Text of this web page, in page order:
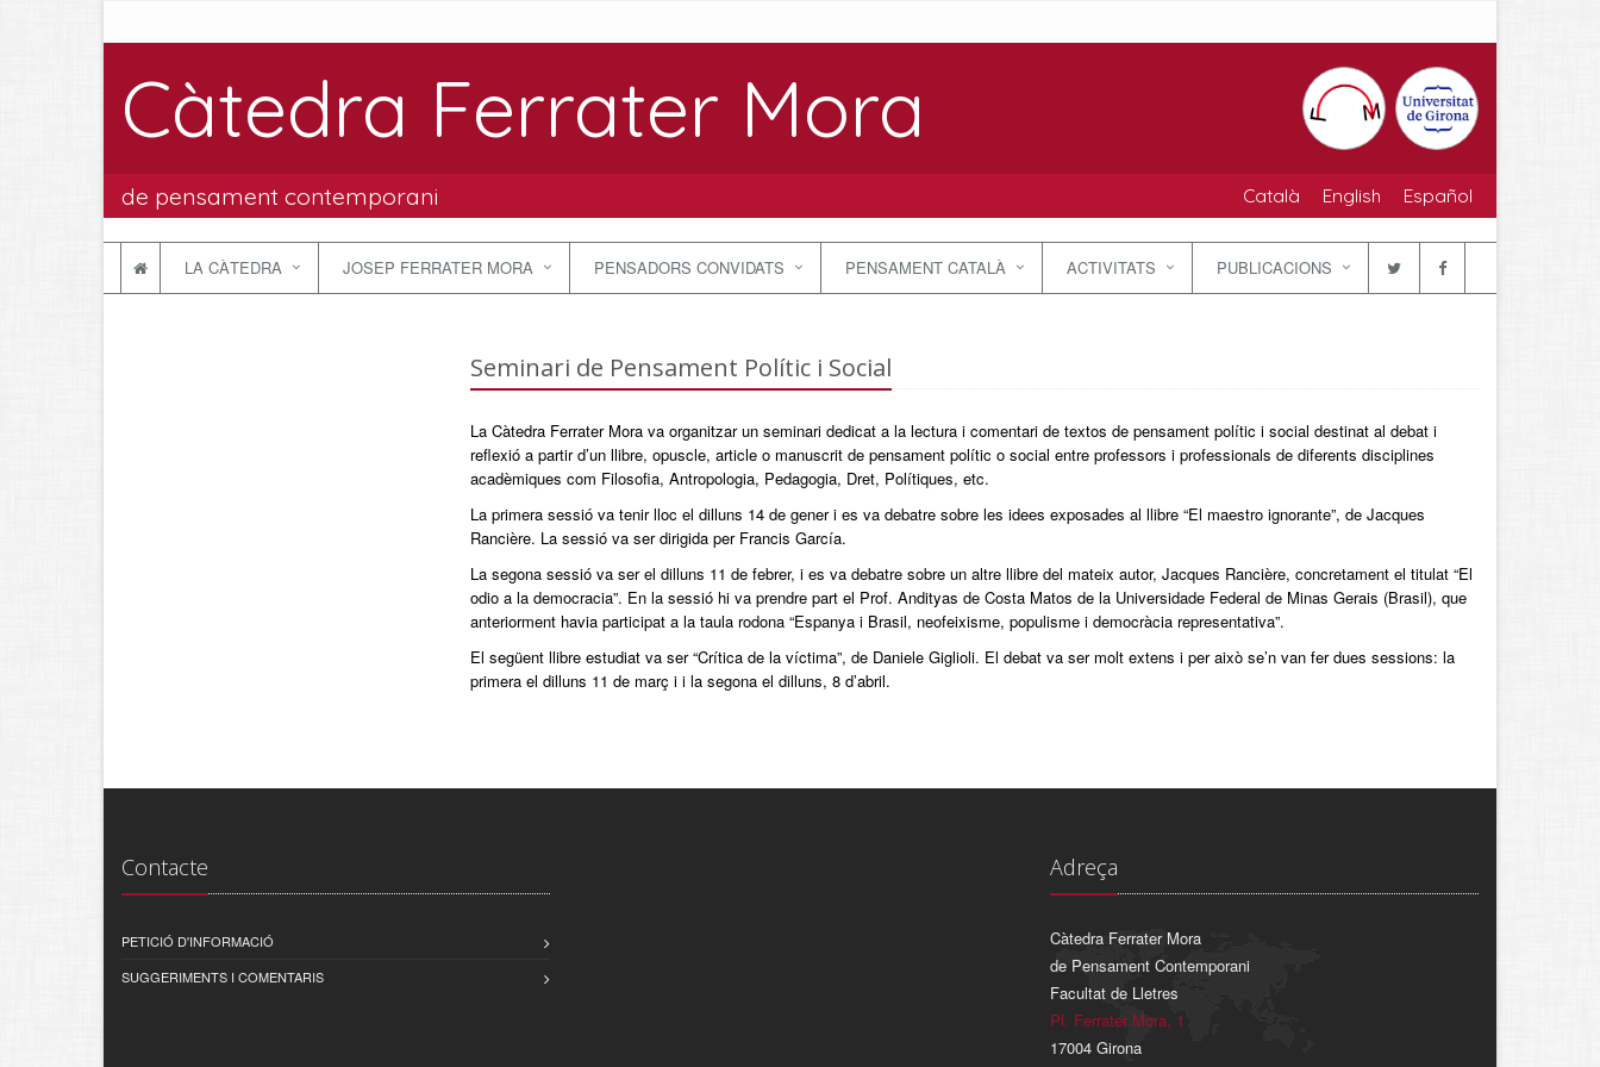
Càtedra Ferrater Mora
de pensament contemporani Català English Español
LA CÀTEDRA JOSEP FERRATER MORA PENSADORS CONVIDATS PENSAMENT CATALÀ ACTIVITATS PUBLICACIONS
Seminari de Pensament Polític i Social
La Càtedra Ferrater Mora va organitzar un seminari dedicat a la lectura i comentari de textos de pensament polític i social destinat al debat i
reflexió a partir d’un llibre, opuscle, article o manuscrit de pensament polític o social entre professors i professionals de diferents disciplines
acadèmiques com Filosofia, Antropologia, Pedagogia, Dret, Polítiques, etc.
La primera sessió va tenir lloc el dilluns 14 de gener i es va debatre sobre les idees exposades al llibre “El maestro ignorante”, de Jacques
Rancière. La sessió va ser dirigida per Francis García.
La segona sessió va ser el dilluns 11 de febrer, i es va debatre sobre un altre llibre del mateix autor, Jacques Rancière, concretament el titulat “El
odio a la democracia”. En la sessió hi va prendre part el Prof. Andityas de Costa Matos de la Universidade Federal de Minas Gerais (Brasil), que
anteriorment havia participat a la taula rodona “Espanya i Brasil, neofeixisme, populisme i democràcia representativa”.
El següent llibre estudiat va ser “Crítica de la víctima”, de Daniele Giglioli. El debat va ser molt extens i per això se’n van fer dues sessions: la
primera el dilluns 11 de març i i la segona el dilluns, 8 d’abril.
Contacte
PETICIÓ D'INFORMACIÓ
SUGGERIMENTS I COMENTARIS
Adreça
Càtedra Ferrater Mora
de Pensament Contemporani
Facultat de Lletres
Pl. Ferrater Mora, 1
17004 Girona